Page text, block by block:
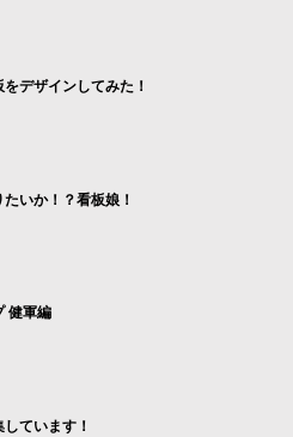
デザインしてみた！
いか！？看板娘！
健軍編
ています！